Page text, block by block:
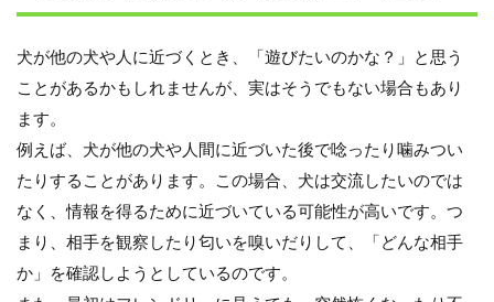
犬が他の犬や人に近づくとき、「遊びたいのかな？」と思う
ことがあるかもしれませんが、実はそうでもない場合もあり
ます。
例えば、犬が他の犬や人間に近づいた後で唸ったり噛みつい
たりすることがあります。この場合、犬は交流したいのでは
なく、情報を得るために近づいている可能性が高いです。つ
まり、相手を観察したり匂いを嗅いだりして、「どんな相手
か」を確認しようとしているのです。